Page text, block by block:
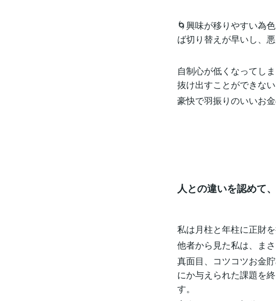
🌀興味が移りやすい為
ば切り替えが早いし、
自制心が低くなってし
抜け出すことができない
豪快で羽振りのいいお
人との違いを認めて
私は月柱と年柱に正財
他者から見た私は、ま
真面目、コツコツお金
にか与えられた課題を
す。